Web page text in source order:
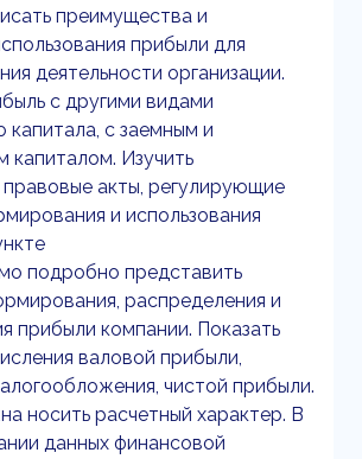
преимущества и
прибыли для
деятельности организации.
с другими видами
капитала, с заемным и
капиталом. Изучить
акты, регулирующие
и использования
подробно представить
распределения и
прибыли компании. Показать
валовой прибыли,
чистой прибыли.
носить расчетный характер. В
данных финансовой